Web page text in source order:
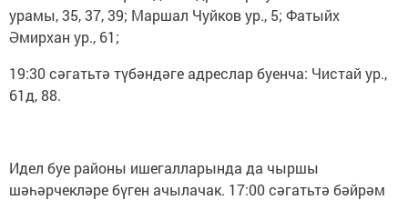
урамы, 35, 37, 39; Маршал Чуйков ур., 5; Фатыйх
Әмирхан ур., 61;
19:30 сәгатьтә түбәндәге адреслар буенча: Чистай ур.,
61д, 88.
Идел буе районы ишегалларында да чыршы
шәһәрчекләре бүген ачылачак. 17:00 сәгатьтә бәйрәм